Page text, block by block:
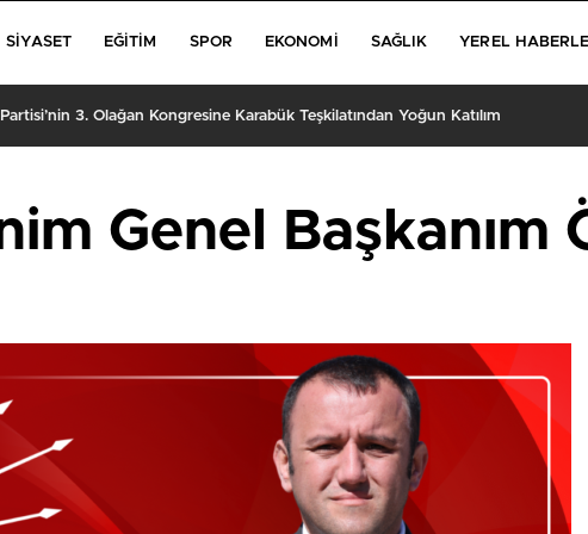
SIYASET EĞITIM SPOR EKONOMI SAĞLIK YEREL
3. Olağan Kongresine Karabük Teşkilatından Yoğun Katılım
Genel Başkanım